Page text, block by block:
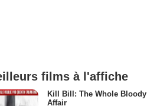
films à l'affiche
Kill Bill: The Whole Bloody
Affair